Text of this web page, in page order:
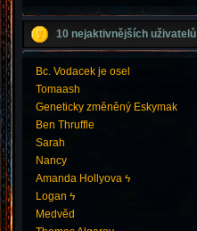
10 nejaktivnějších uživatelů
Bc. Vodacek je osel
Tomaash
Geneticky změněný Eskymak
Ben Thruffle
Sarah
Nancy
Amanda Hollyova ϟ
Logan ϟ
Medvěd